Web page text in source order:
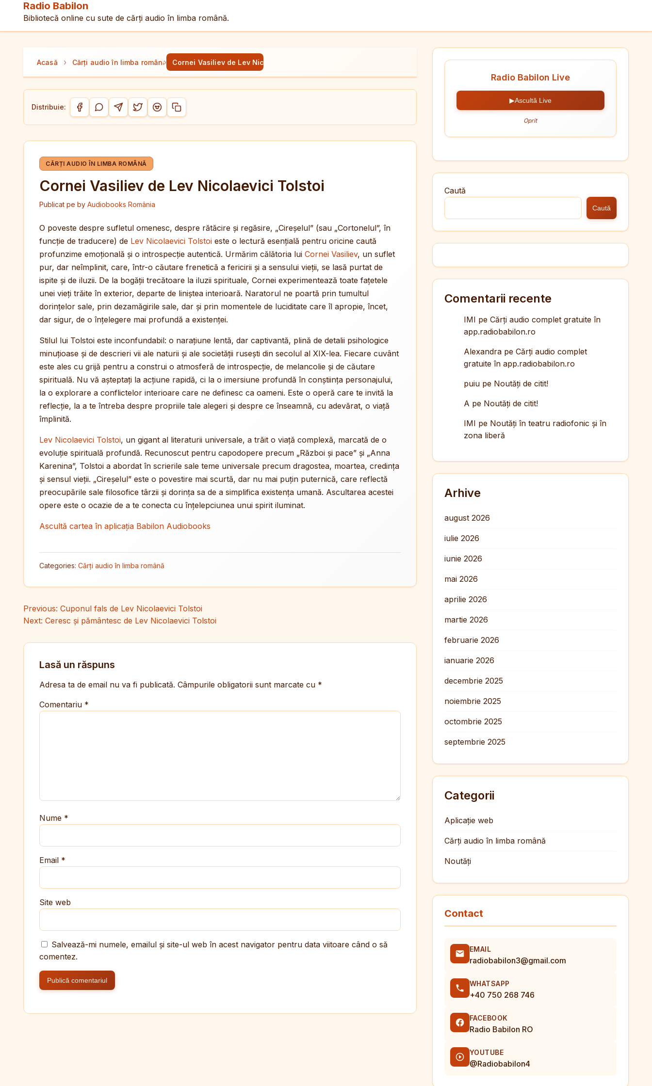
Radio Babilon
Bibliotecă online cu sute de cărți audio în limba română.
Acasă › Cărți audio în limba română
› Cornei Vasiliev de Lev Nicolaevici Tolstoi
Distribuie:
Distribuie pe Facebook
Distribuie pe WhatsApp
Distribuie pe Telegram
Distribuie pe Twitter/X
Distribuie pe Reddit
Copiază link-ul
CĂRȚI AUDIO ÎN LIMBA ROMÂNĂ
Cornei Vasiliev de Lev Nicolaevici Tolstoi
Publicat pe by Audiobooks România
O poveste despre sufletul omenesc, despre rătăcire și regăsire, „Cireșelul” (sau „Cortonelul”, în
funcție de traducere) de Lev Nicolaevici Tolstoi este o lectură esențială pentru oricine caută
profunzime emoțională și o introspecție autentică. Urmărim călătoria lui Cornei Vasiliev, un suflet
pur, dar neîmplinit, care, într-o căutare frenetică a fericirii și a sensului vieții, se lasă purtat de
ispite și de iluzii. De la bogății trecătoare la iluzii spirituale, Cornei experimentează toate fațetele
unei vieți trăite în exterior, departe de liniștea interioară. Naratorul ne poartă prin tumultul
dorințelor sale, prin dezamăgirile sale, dar și prin momentele de luciditate care îl apropie, încet,
dar sigur, de o înțelegere mai profundă a existenței.
Stilul lui Tolstoi este inconfundabil: o narațiune lentă, dar captivantă, plină de detalii psihologice
minuțioase și de descrieri vii ale naturii și ale societății rusești din secolul al XIX-lea. Fiecare cuvânt
este ales cu grijă pentru a construi o atmosferă de introspecție, de melancolie și de căutare
spirituală. Nu vă așteptați la acțiune rapidă, ci la o imersiune profundă în conștiința personajului,
la o explorare a conflictelor interioare care ne definesc ca oameni. Este o operă care te invită la
reflecție, la a te întreba despre propriile tale alegeri și despre ce înseamnă, cu adevărat, o viață
împlinită.
Lev Nicolaevici Tolstoi, un gigant al literaturii universale, a trăit o viață complexă, marcată de o
evoluție spirituală profundă. Recunoscut pentru capodopere precum „Război și pace” și „Anna
Karenina”, Tolstoi a abordat în scrierile sale teme universale precum dragostea, moartea, credința
și sensul vieții. „Cireșelul” este o povestire mai scurtă, dar nu mai puțin puternică, care reflectă
preocupările sale filosofice târzii și dorința sa de a simplifica existența umană. Ascultarea acestei
opere este o ocazie de a te conecta cu înțelepciunea unui spirit iluminat.
Ascultă cartea în aplicația Babilon Audiobooks
Categories: Cărți audio în limba română
Navigare în articole
Previous: Cuponul fals de Lev Nicolaevici Tolstoi
Next: Ceresc și pământesc de Lev Nicolaevici Tolstoi
Lasă un răspuns
Adresa ta de email nu va fi publicată. Câmpurile obligatorii sunt marcate cu *
Comentariu *
Nume *
Email *
Site web
Salvează-mi numele, emailul și site-ul web în acest navigator pentru data viitoare când o să
comentez.
Radio Babilon Live
▶Ascultă Live
Oprit
Caută
Caută
Comentarii recente
IMI pe Cărți audio complet gratuite în
app.radiobabilon.ro
Alexandrape Cărți audio complet
gratuite în app.radiobabilon.ro
puiupe Noutăți de citit!
A pe Noutăți de citit!
IMI pe Noutăți în teatru radiofonic și în
zona liberă
Arhive
august 2026
iulie 2026
iunie 2026
mai 2026
aprilie 2026
martie 2026
februarie 2026
ianuarie 2026
decembrie 2025
noiembrie 2025
octombrie 2025
septembrie 2025
Categorii
Aplicație web
Cărți audio în limba română
Noutăți
Contact
EMAIL
radiobabilon3@gmail.com
WHATSAPP
+40 750 268 746
FACEBOOK
Radio Babilon RO
YOUTUBE
@Radiobabilon4